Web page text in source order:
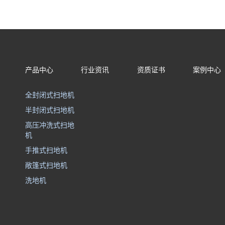
产品中心
全封闭式扫地机
半封闭式扫地机
高压冲洗式扫地
机
手推式扫地机
敞篷式扫地机
洗地机
行业资讯 资质证书 案例中心